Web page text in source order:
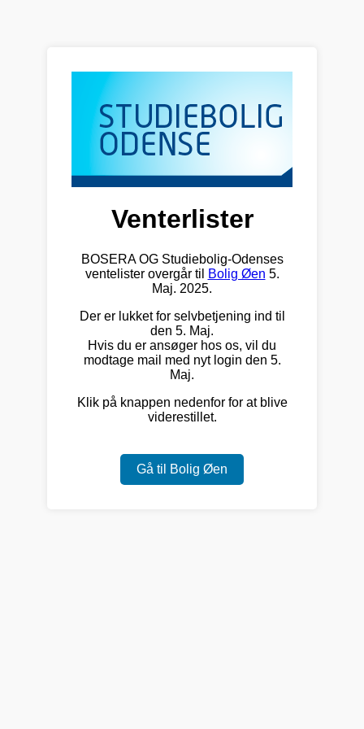
Venterlister
BOSERA OG Studiebolig-Odenses
ventelister overgår til
Bolig Øen 5.
Maj. 2025.
Der er lukket for selvbetjening ind til
den 5. Maj.
Hvis du er ansøger hos os, vil du
modtage mail med nyt login den 5.
Maj.
Klik på knappen nedenfor for at blive
viderestillet.
Gå til Bolig Øen